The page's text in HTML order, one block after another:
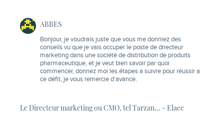
ABBES
Bonjour, je voudrais juste que vous me donniez des
conseils vu que je vais occuper le poste de directeur
marketing dans une société de distribution de produits
pharmaceutique, et je veut bien savoir par quoi
commencer, donnez moi les étapes a suivre pour réussir a
ce défit, je vous remercie d’avance.
Le Directeur marketing ou CMO, tel Tarzan... - Elaee